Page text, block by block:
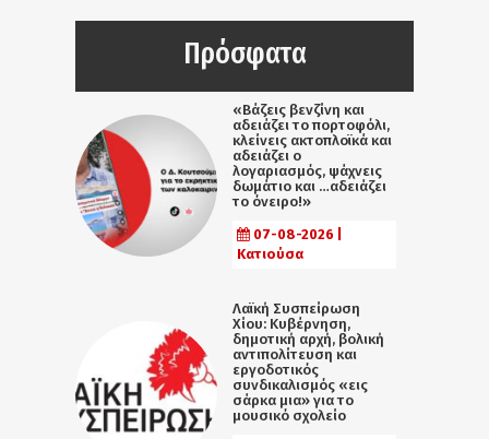
Πρόσφατα
«Βάζεις βενζίνη και
αδειάζει το πορτοφόλι,
κλείνεις ακτοπλοϊκά και
αδειάζει ο
λογαριασμός, ψάχνεις
δωμάτιο και …αδειάζει
το όνειρο!»
07-08-2026 |
Κατιούσα
Λαϊκή Συσπείρωση
Χίου: Κυβέρνηση,
δημοτική αρχή, βολική
αντιπολίτευση και
εργοδοτικός
συνδικαλισμός «εις
σάρκα μια» για το
μουσικό σχολείο